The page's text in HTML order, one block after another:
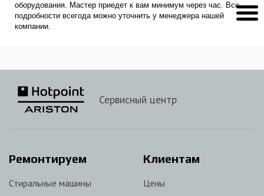
оборудования. Мастер приедет к вам минимум через час. Все
подробности всегода можно уточнить у менеджера нашей
компании.
Сервисный центр
Ремонтируем
Стиральные машины
Клиентам
Цены